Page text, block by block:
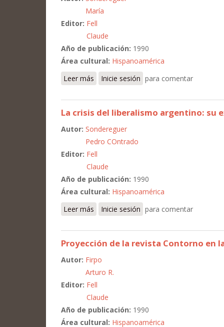
María
Editor: Fell
Claude
Año de publicación: 1990
Área cultural: Hispanoamérica
Leer más sobre Crisis (1973-1976): un proyecto
Inicie sesión para comentar
La crisis del liberalismo argentino: su
Autor: Sondereguer
Pedro COntrado
Editor: Fell
Claude
Año de publicación: 1990
Área cultural: Hispanoamérica
Leer más sobre La crisis del liberalismo
Inicie sesión para comentar
Proyección de la revista Contorno en
Autor: Firpo
Arturo R.
Editor: Fell
Claude
Año de publicación: 1990
Área cultural: Hispanoamérica